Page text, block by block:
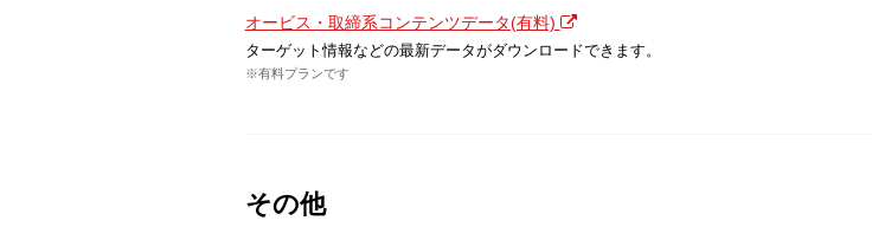
オービス・取締系コンテンツデータ(有料)
ターゲット情報などの最新データがダウンロードできます。
※有料プランです
その他